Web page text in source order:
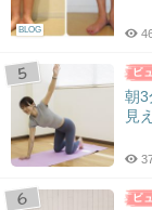
BLOG
朝3
見